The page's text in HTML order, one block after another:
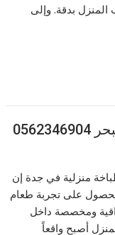
بدقة. وإلى
منزلية في جدة إن
على تجربة طعام
ومخصصة داخل
أصبح واقعاً